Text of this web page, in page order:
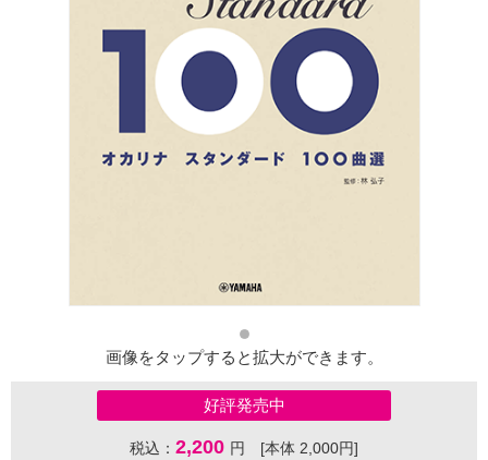
画像をタップすると拡大ができます。
好評発売中
税込： 2,200 円 [本体 2,000円]